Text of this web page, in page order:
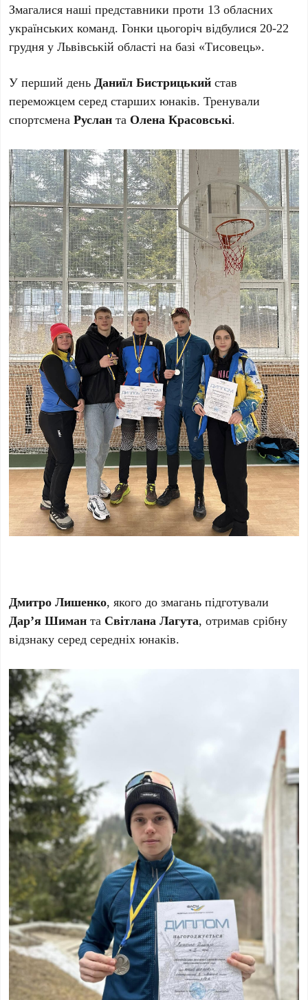
Змагалися наші представники проти 13 обласних
українських команд. Гонки цьогоріч відбулися 20-22
грудня у Львівській області на базі «Тисовець».
У перший деньДаниїл Бистрицький став
переможцем серед старших юнаків. Тренували
спортсменаРуслан та Олена Красовські.
Дмитро Лишенко, якого до змагань підготували
Дар’я Шиман та Світлана Лагута, отримав срібну
відзнаку серед середніх юнаків.